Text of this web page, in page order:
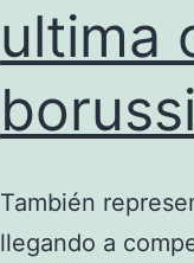
ultima
También
llegando a